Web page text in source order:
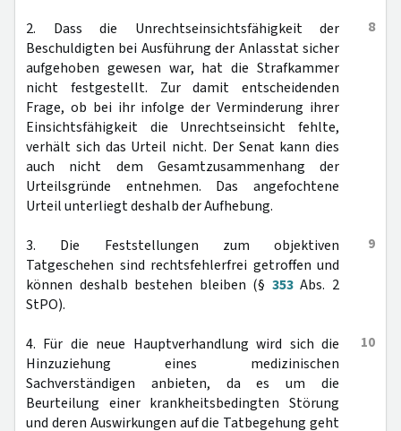
8
2. Dass die Unrechtseinsichtsfähigkeit der
Beschuldigten bei Ausführung der Anlasstat sicher
aufgehoben gewesen war, hat die Strafkammer
nicht festgestellt. Zur damit entscheidenden
Frage, ob bei ihr infolge der Verminderung ihrer
Einsichtsfähigkeit die Unrechtseinsicht fehlte,
verhält sich das Urteil nicht. Der Senat kann dies
auch nicht dem Gesamtzusammenhang der
Urteilsgründe entnehmen. Das angefochtene
Urteil unterliegt deshalb der Aufhebung.
9
3. Die Feststellungen zum objektiven
Tatgeschehen sind rechtsfehlerfrei getroffen und
können deshalb bestehen bleiben (§ 353Abs. 2
StPO).
10
4. Für die neue Hauptverhandlung wird sich die
Hinzuziehung eines medizinischen
Sachverständigen anbieten, da es um die
Beurteilung einer krankheitsbedingten Störung
und deren Auswirkungen auf die Tatbegehung geht